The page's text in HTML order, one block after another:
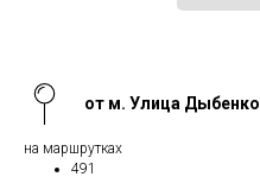
от м. Улица Дыбенко
на маршрутках
491